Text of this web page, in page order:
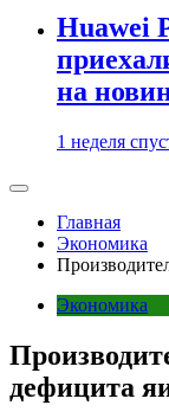
Huawei
на
1 неделя
Главная
Экономика
Экономика
дефицита